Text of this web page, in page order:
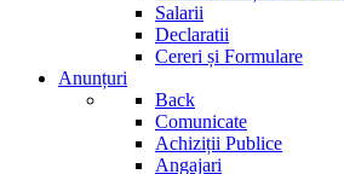
Salarii
Declaratii
Cereri și Formulare
Anunțuri
Back
Comunicate
Achiziții Publice
Angajari